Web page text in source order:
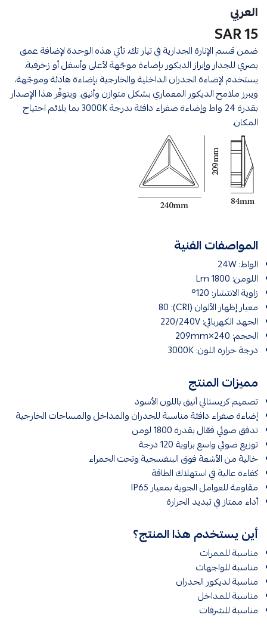
العربي
15 SAR
ضمن قسم الإنارة الجدارية في تيار تك، تأتي هذه الوحدة لإضافة عمق
بصري للجدار وإبراز الديكور بإضاءة موجّهة لأعلى وأسفل أو زخرفية.
يستخدم لإضاءة الجدران الداخلية والخارجية بإضاءة هادئة وموجّهة،
ويبرز ملامح الديكور المعماري بشكل متوازن وأنيق. ويتوفّر هذا الإصدار
بقدرة 24 واط وإضاءة صفراء دافئة بدرجة 3000K بما يلائم احتياج
المكان.
المواصفات الفنية
الواط: 24W
اللومن: 1800 Lm
زاوية الانتشار: 120°
معيار إظهار الألوان (CRI): 80
الجهد الكهربائي: 220/240V
الحجم: 240×209mm
درجة حرارة اللون: 3000K
مميزات المنتج
تصميم كريستالي أنيق باللون الأسود
إضاءة صفراء دافئة مناسبة للجدران والمداخل والمساحات الخارجية
تدفق ضوئي فعّال بقدرة 1800 لومن
توزيع ضوئي واسع بزاوية 120 درجة
خالية من الأشعة فوق البنفسجية وتحت الحمراء
كفاءة عالية في استهلاك الطاقة
مقاومة للعوامل الجوية بمعيار IP65
أداء ممتاز في تبديد الحرارة
أين يستخدم هذا المنتج؟
مناسبة للممرات
مناسبة للواجهات
مناسبة لديكور الجدران
مناسبة للمداخل
مناسبة للشرفات